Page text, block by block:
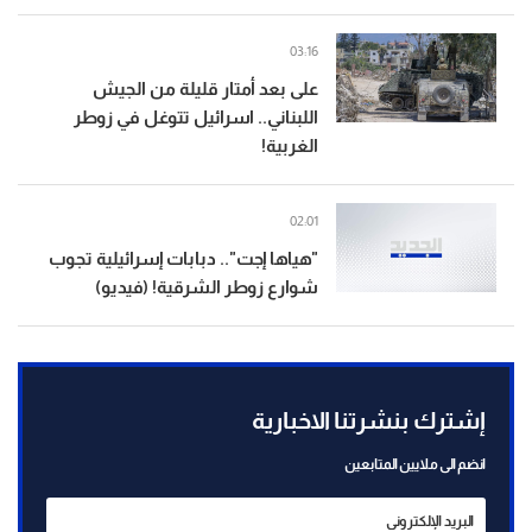
على بعد أمتار قليلة من الجيش
اللبناني.. اسرائيل تتوغل في زوطر
الغربية!
03:16
"هياها إجت".. دبابات إسرائيلية تجوب
شوارع زوطر الشرقية! (فيديو)
02:01
إشترك بنشرتنا الاخبارية
انضم الى ملايين المتابعين